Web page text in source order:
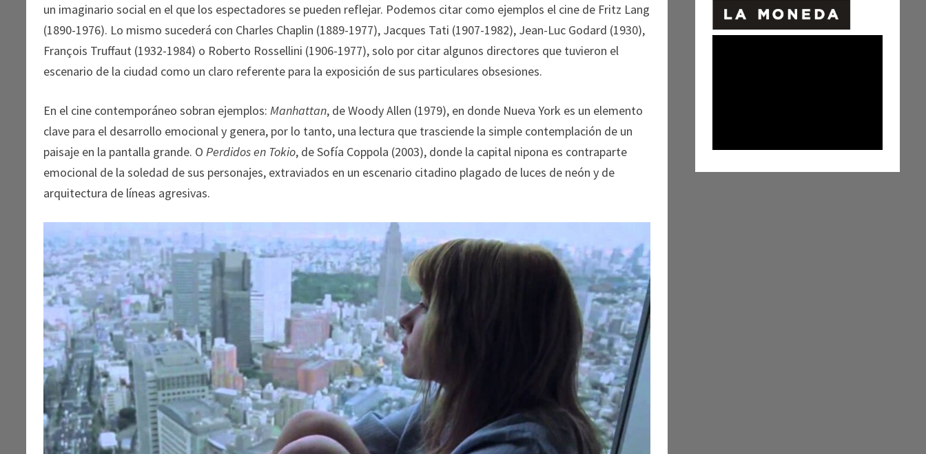
un imaginario social en el que los espectadores se pueden reflejar. Podemos citar como ejemplos el cine de Fritz Lang
(1890-1976). Lo mismo sucederá con Charles Chaplin (1889-1977), Jacques Tati (1907-1982), Jean-Luc Godard (1930),
François Truffaut (1932-1984) o Roberto Rossellini (1906-1977), solo por citar algunos directores que tuvieron el
escenario de la ciudad como un claro referente para la exposición de sus particulares obsesiones.
En el cine contemporáneo sobran ejemplos:Manhattan, de Woody Allen (1979), en donde Nueva York es un elemento
clave para el desarrollo emocional y genera, por lo tanto, una lectura que trasciende la simple contemplación de un
paisaje en la pantalla grande. OPerdidos en Tokio, de Sofía Coppola (2003), donde la capital nipona es contraparte
emocional de la soledad de sus personajes, extraviados en un escenario citadino plagado de luces de neón y de
arquitectura de líneas agresivas.